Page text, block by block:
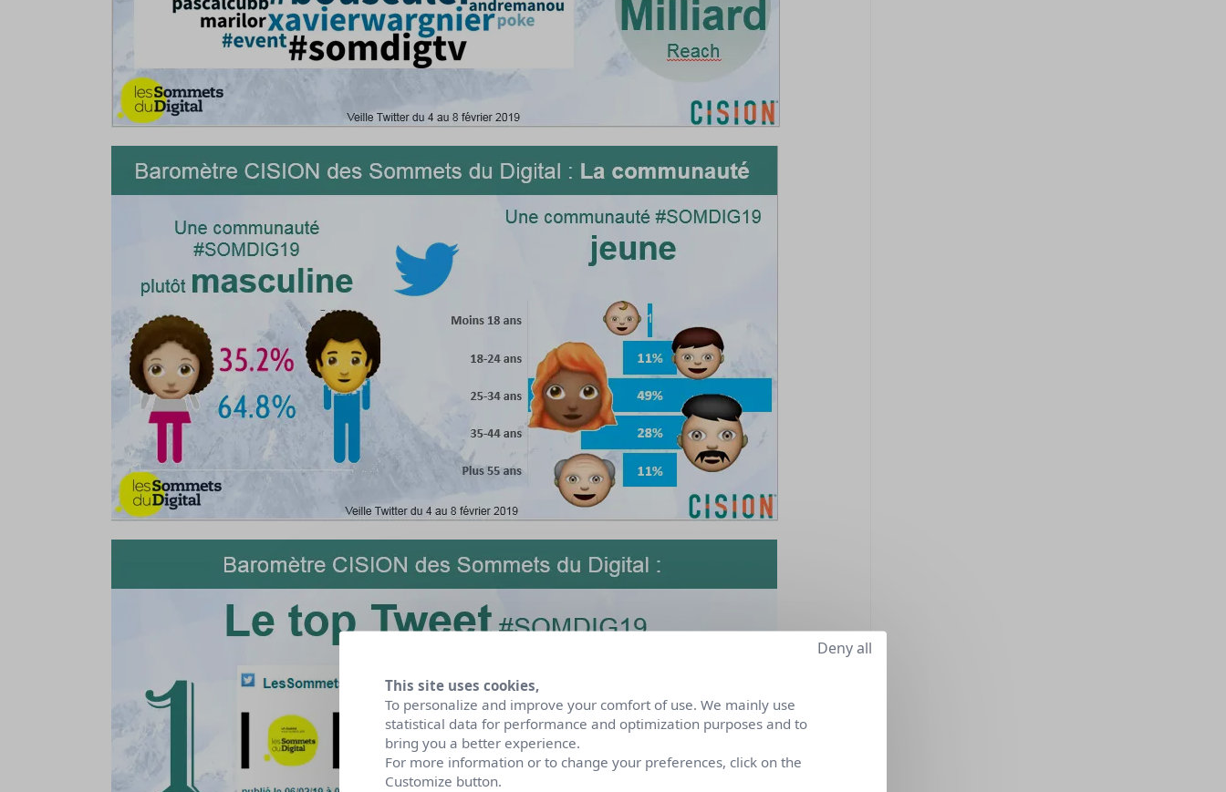
This site uses cookies,
To personalize and improve your comfort of use. We mainly use
statistical data for performance and optimization purposes and to
bring you a better experience.
For more information or to change your preferences, click on the
Customize button.
Deny all